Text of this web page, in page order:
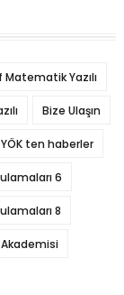
Matematik Yazılı
Bize Ulaşın
YÖK ten haberler
6
8